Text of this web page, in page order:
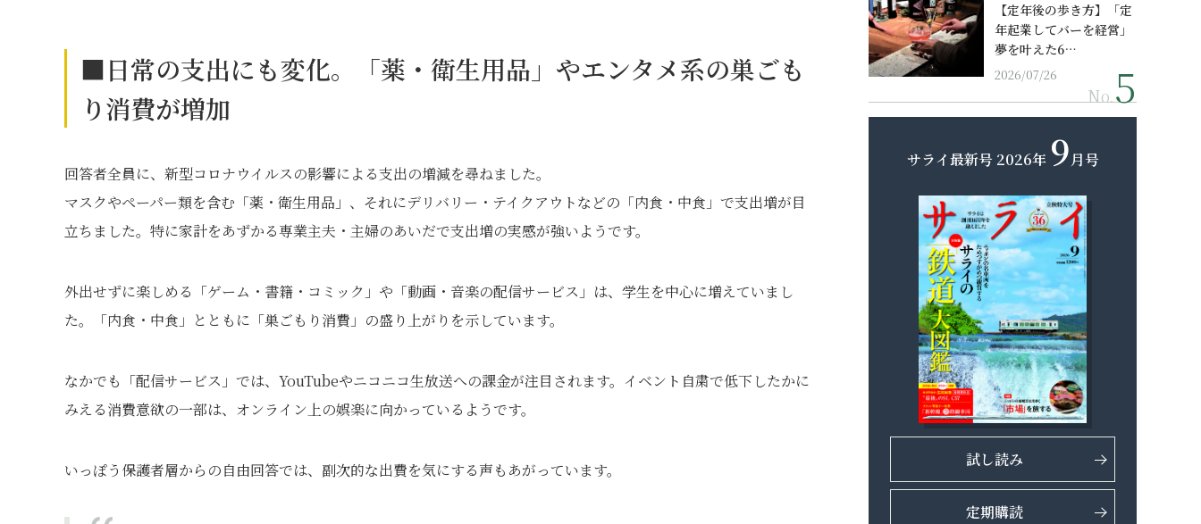
■日常の支出にも変化。「薬・衛生用品」やエンタメ系の巣ごも
り消費が増加
回答者全員に、新型コロナウイルスの影響による支出の増減を尋ねました。
マスクやペーパー類を含む「薬・衛生用品」、それにデリバリー・テイクアウトなどの「内食・中食」で支出増が目
立ちました。特に家計をあずかる専業主夫・主婦のあいだで支出増の実感が強いようです。
外出せずに楽しめる「ゲーム・書籍・コミック」や「動画・音楽の配信サービス」は、学生を中心に増えていまし
た。「内食・中食」とともに「巣ごもり消費」の盛り上がりを示しています。
なかでも「配信サービス」では、YouTubeやニコニコ生放送への課金が注目されます。イベント自粛で低下したかに
みえる消費意欲の一部は、オンライン上の娯楽に向かっているようです。
いっぽう保護者層からの自由回答では、副次的な出費を気にする声もあがっています。
【定年後の歩き方】「定
年起業してバーを経営」
夢を叶えた6…
2026/07/26
No.
サライ最新号 2026年 9月号
試し読み
定期購読